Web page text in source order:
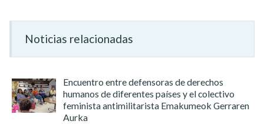
Noticias relacionadas
Encuentro entre defensoras de derechos
humanos de diferentes países y el colectivo
feminista antimilitarista Emakumeok Gerraren
Aurka